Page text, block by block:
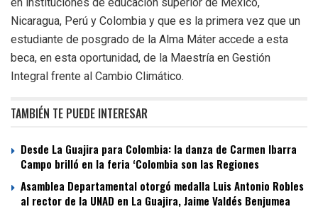
en instituciones de educación superior de México,
Nicaragua, Perú y Colombia y que es la primera vez que un
estudiante de posgrado de la Alma Máter accede a esta
beca, en esta oportunidad, de la Maestría en Gestión
Integral frente al Cambio Climático.
TAMBIÉN TE PUEDE INTERESAR
Desde La Guajira para Colombia: la danza de Carmen Ibarra
Campo brilló en la feria ‘Colombia son las Regiones
Asamblea Departamental otorgó medalla Luis Antonio Robles
al rector de la UNAD en La Guajira, Jaime Valdés Benjumea